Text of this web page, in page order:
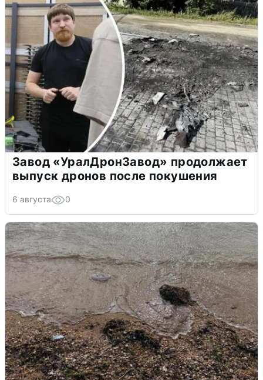
Завод «УралДронЗавод» продолжает
выпуск дронов после покушения
6 августа 0